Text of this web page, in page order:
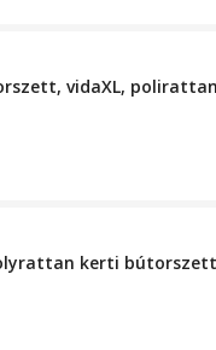
vidaXL,
kerti